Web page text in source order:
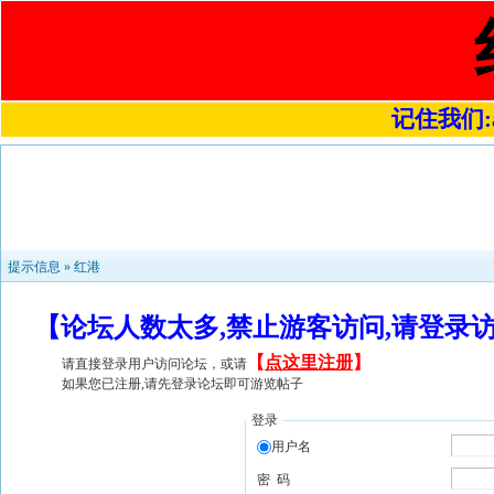
记住我们
提示信息 » 红港
【论坛人数太多,禁止游客访问,请登
请直接登录用户访问论坛，或请 【 点这里注册】
如果您已注册,请先登录论坛即可游览帖子
登录
用户名
密 码